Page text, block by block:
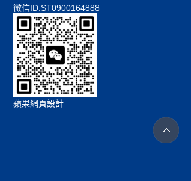
微信ID:ST0900164888
蘋果網頁設計